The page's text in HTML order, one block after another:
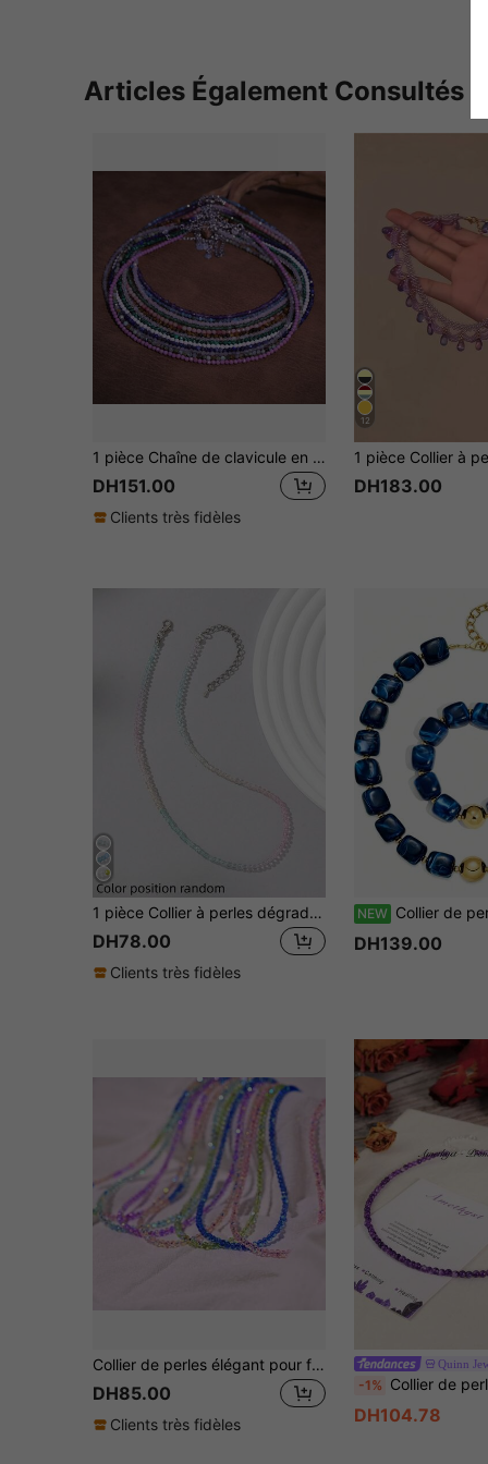
Articles Également Consultés
1 pièce Chaîne de clavicule en pierre naturelle semi-précieuse avec perles de strass, ultra fine, minimaliste, de niche, élégante, accessoire de fête pour femmes
DH151.00
Clients très fidèles
12
DH183.00
1 pièce Collier à perles dégradé à la mode pour femmes, convient pour un port quotidien (placement des couleurs aléatoire)
DH78.00
Clients très fidèles
NEW Collier de perles carrées pour femme, collier de perles acryliques
DH139.00
Collier de perles élégant pour femme, décoré de cristaux en verre artificiels de haute qualité
DH85.00
Clients très fidèles
Quinn
-1% Collier de perles en pierre naturelle, bijou de guérison pour l'aide au
DH104.78